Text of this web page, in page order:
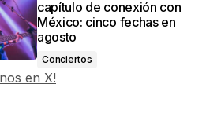
capítulo de conexión con
México: cinco fechas en
agosto
Conciertos
en X!